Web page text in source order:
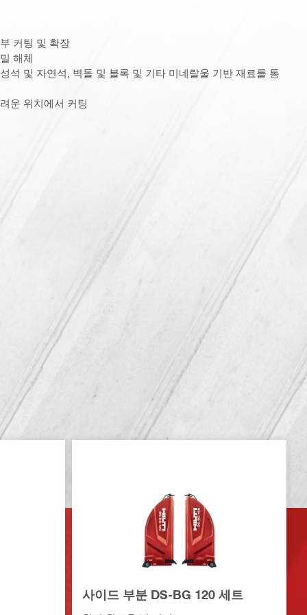
커팅 및 확장
해체
석 및 자연석, 벽돌 및 블록 및 기타 미네랄울 기반 재료를 통
운 위치에서 커팅
사이드 부분 DS-BG 120 세트